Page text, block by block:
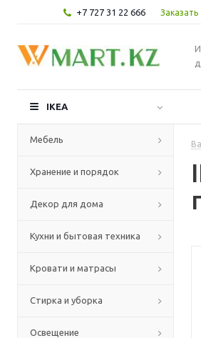
+7 727 31 22 666 Заказать
IKEA
Мебель
Хранение и порядок
Декор для дома
Кухни и бытовая техника
Кровати и матрасы
Стирка и уборка
Освещение